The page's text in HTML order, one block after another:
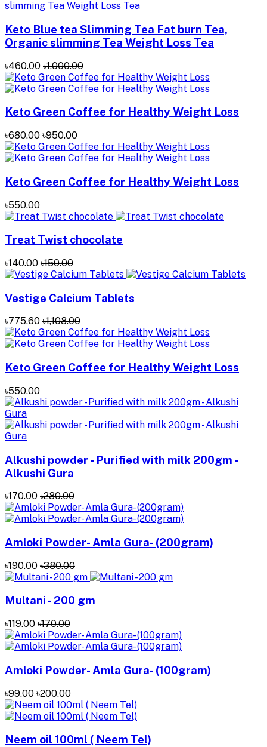
Keto Blue tea Slimming Tea Fat burn Tea,
Organic slimming Tea Weight Loss Tea
৳460.00 ৳1,000.00
Keto Green Coffee for Healthy Weight Loss
৳680.00 ৳950.00
Keto Green Coffee for Healthy Weight Loss
৳550.00
Treat Twist chocolate
৳140.00 ৳150.00
Vestige Calcium Tablets
৳775.60 ৳1,108.00
Keto Green Coffee for Healthy Weight Loss
৳550.00
Alkushi powder - Purified with milk 200gm -
Alkushi Gura
৳170.00 ৳280.00
Amloki Powder- Amla Gura- (200gram)
৳190.00 ৳380.00
Multani - 200 gm
৳119.00 ৳170.00
Amloki Powder- Amla Gura- (100gram)
৳99.00 ৳200.00
Neem oil 100ml ( Neem Tel)